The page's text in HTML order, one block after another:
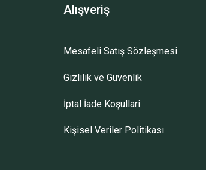
Alışveriş
Mesafeli Satış Sözleşmesi
Gizlilik ve Güvenlik
İptal İade Koşullari
Kişisel Veriler Politikası